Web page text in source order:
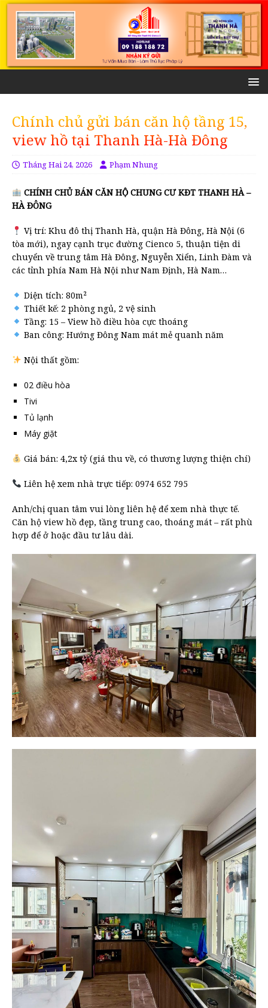
Chính chủ gửi bán căn hộ tầng 15,
view hồ tại Thanh Hà-Hà Đông
Tháng Hai 24, 2026 Phạm Nhung
CHÍNH CHỦ BÁN CĂN HỘ CHUNG CƯ KĐT THANH HÀ –
HÀ ĐÔNG
Vị trí: Khu đô thị Thanh Hà, quận Hà Đông, Hà Nội (6
tòa mới), ngay cạnh trục đường Cienco 5, thuận tiện di
chuyển về trung tâm Hà Đông, Nguyễn Xiển, Linh Đàm và
các tỉnh phía Nam Hà Nội như Nam Định, Hà Nam…
Diện tích: 80m²
Thiết kế: 2 phòng ngủ, 2 vệ sinh
Tầng: 15 – View hồ điều hòa cực thoáng
Ban công: Hướng Đông Nam mát mẻ quanh năm
Nội thất gồm:
02 điều hòa
Tivi
Tủ lạnh
Máy giặt
Giá bán: 4,2x tỷ (giá thu về, có thương lượng thiện chí)
Liên hệ xem nhà trực tiếp: 0974 652 795
Anh/chị quan tâm vui lòng liên hệ để xem nhà thực tế.
Căn hộ view hồ đẹp, tầng trung cao, thoáng mát – rất phù
hợp để ở hoặc đầu tư lâu dài.